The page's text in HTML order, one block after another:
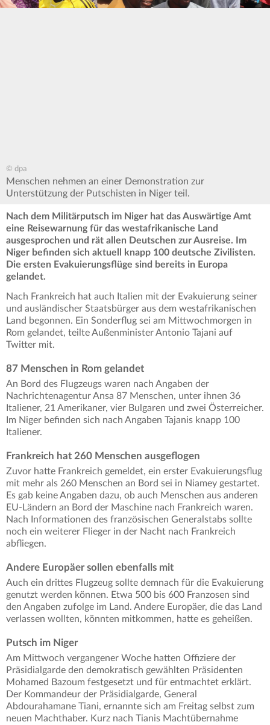
© dpa
Menschen nehmen an einer Demonstration zur
Unterstützung der Putschisten in Niger teil.
Nach dem Militärputsch im Niger hat das Auswärtige Amt
eine Reisewarnung für das westafrikanische Land
ausgesprochen und rät allen Deutschen zur Ausreise. Im
Niger befinden sich aktuell knapp 100 deutsche Zivilisten.
Die ersten Evakuierungsflüge sind bereits in Europa
gelandet.
Nach Frankreich hat auch Italien mit der Evakuierung seiner
und ausländischer Staatsbürger aus dem westafrikanischen
Land begonnen. Ein Sonderflug sei am Mittwochmorgen in
Rom gelandet, teilte Außenminister Antonio Tajani auf
Twitter mit.
87 Menschen in Rom gelandet
An Bord des Flugzeugs waren nach Angaben der
Nachrichtenagentur Ansa 87 Menschen, unter ihnen 36
Italiener, 21 Amerikaner, vier Bulgaren und zwei Österreicher.
Im Niger befinden sich nach Angaben Tajanis knapp 100
Italiener.
Frankreich hat 260 Menschen ausgeflogen
Zuvor hatte Frankreich gemeldet, ein erster Evakuierungsflug
mit mehr als 260 Menschen an Bord sei in Niamey gestartet.
Es gab keine Angaben dazu, ob auch Menschen aus anderen
EU-Ländern an Bord der Maschine nach Frankreich waren.
Nach Informationen des französischen Generalstabs sollte
noch ein weiterer Flieger in der Nacht nach Frankreich
abfliegen.
Andere Europäer sollen ebenfalls mit
Auch ein drittes Flugzeug sollte demnach für die Evakuierung
genutzt werden können. Etwa 500 bis 600 Franzosen sind
den Angaben zufolge im Land. Andere Europäer, die das Land
verlassen wollten, könnten mitkommen, hatte es geheißen.
Putsch im Niger
Am Mittwoch vergangener Woche hatten Offiziere der
Präsidialgarde den demokratisch gewählten Präsidenten
Mohamed Bazoum festgesetzt und für entmachtet erklärt.
Der Kommandeur der Präsidialgarde, General
Abdourahamane Tiani, ernannte sich am Freitag selbst zum
neuen Machthaber. Kurz nach Tianis Machtübernahme